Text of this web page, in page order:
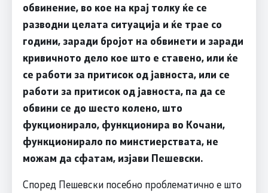
обвинение, во кое на крај толку ќе се
разводни целата ситуација и ќе трае со
години, заради бројот на обвинети и заради
кривичното дело кое што е ставено, или ќе
се работи за притисок од јавноста, или се
работи за притисок од јавноста, па да се
обвини се до шесто колено, што
фукционирало, функционира во Кочани,
функционирало по минстиерствата, не
можам да сфатам, изјави Пешевски.
Според Пешевски посебно проблематично е што